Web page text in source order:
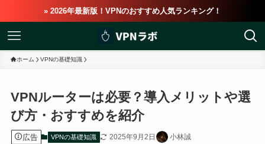
» 2026年最新版！VPNのおすすめ人気ランキング！
ホーム VPNの基礎知識
VPNルーターは必要？導入メリットや選
び方・おすすめを紹介
広告 VPNの基礎知識 2025年9月2日 小林誠